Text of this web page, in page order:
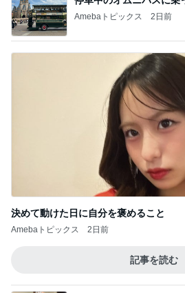
Amebaトピックス 2日前
決めて動けた日に自分を褒めること
Amebaトピックス 2日前
記事を読む